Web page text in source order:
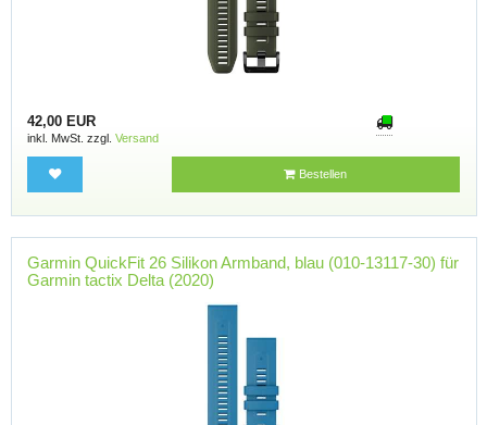
42,00 EUR
inkl. MwSt. zzgl. Versand
Bestellen
Garmin QuickFit 26 Silikon Armband, blau (010-13117-30) für
Garmin tactix Delta (2020)